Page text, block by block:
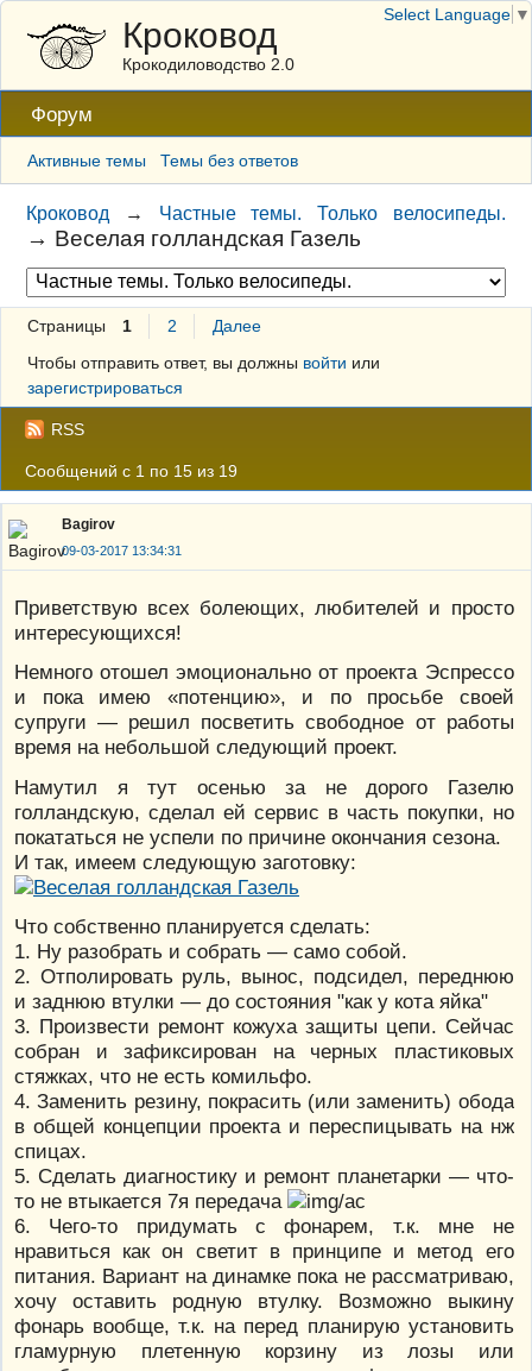
Кроковод
Крокодиловодство 2.0
Форум
Активные темы Темы без ответов
Кроковод → Частные темы. Только велосипеды.
→ Веселая голландская Газель
Страницы 1 2
Далее
Чтобы отправить ответ, вы должны войти или
зарегистрироваться
RSS
Сообщений с 1 по 15 из 19
Bagirov
09-03-2017 13:34:31
Приветствую всех болеющих, любителей и просто
интересующихся!
Немного отошел эмоционально от проекта Эспрессо
и пока имею «потенцию», и по просьбе своей
супруги — решил посветить свободное от работы
время на небольшой следующий проект.
Намутил я тут осенью за не дорого Газелю
голландскую, сделал ей сервис в часть покупки, но
покататься не успели по причине окончания сезона.
И так, имеем следующую заготовку:
Что собственно планируется сделать:
1. Ну разобрать и собрать — само собой.
2. Отполировать руль, вынос, подсидел, переднюю
и заднюю втулки — до состояния "как у кота яйка"
3. Произвести ремонт кожуха защиты цепи. Сейчас
собран и зафиксирован на черных пластиковых
стяжках, что не есть комильфо.
4. Заменить резину, покрасить (или заменить) обода
в общей концепции проекта и переспицывать на нж
спицах.
5. Сделать диагностику и ремонт планетарки — что-
то не втыкается 7я передача
6. Чего-то придумать с фонарем, т.к. мне не
нравиться как он светит в принципе и метод его
питания. Вариант на динамке пока не рассматриваю,
хочу оставить родную втулку. Возможно выкину
фонарь вообще, т.к. на перед планирую установить
гламурную плетенную корзину из лозы или
Select Language ▼